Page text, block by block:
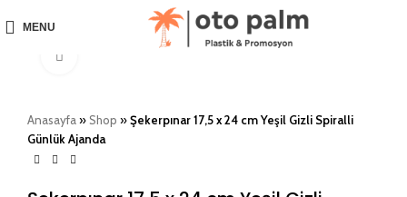
MENU
Anasayfa»Shop »Şekerpınar 17,5 x 24 cm Yeşil Gizli Spiralli
Günlük Ajanda